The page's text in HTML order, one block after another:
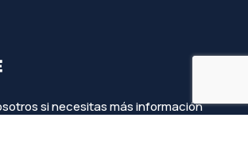
si necesitas más información